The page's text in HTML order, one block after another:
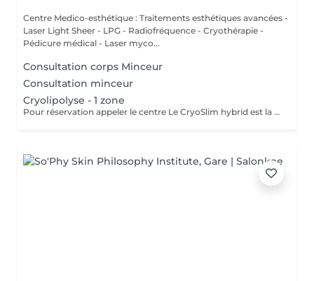
Centre Medico-esthétique : Traitements esthétiques avancées -
Laser Light Sheer - LPG - Radiofréquence - Cryothérapie -
Pédicure médical - Laser myco...
Consultation corps Minceur
Consultation minceur
Cryolipolyse - 1 zone
Pour réservation appeler le centre Le CryoSlim hybrid est la nouvelle génération de Cryolipolyse médicale (traitement des cellules de graisse par le froid). CryoSlim hybrid est le seul appareil d'amincissement à garantir les résultats minceur cliniquement supérieurs à la moyenne et exclusivement avec des températures de traitement saines et sans danger pour l'organisme. Ce traitement concerne les hommes et les femmes qui présentent une ou plusieurs zones localisées souvent résistantes aux efforts de régime et sport : ventre, poignées d'amour, culotte de cheval, intérieur des cuisses, genoux, bras, dos.